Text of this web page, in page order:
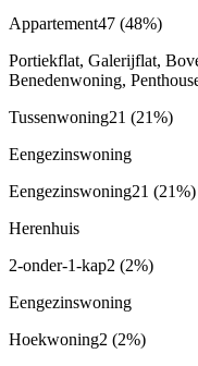
Appartement47 (48%)
Portiekflat, Galerijflat,
Benedenwoning,
Tussenwoning21 (21%)
Eengezinswoning
Eengezinswoning21 (21%)
Herenhuis
2-onder-1-kap2 (2%)
Eengezinswoning
Hoekwoning2 (2%)